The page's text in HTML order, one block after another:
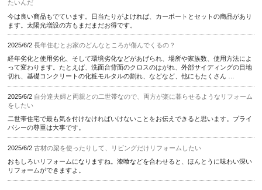
たいんだ
今は良い商品もでています。日当たりがよければ、カーポートとセットの商品があり
ます。太陽光増設の方もまだまだお得です。
2025/6/2 長年住むとお家のどんなところが傷んでくるの？
経年劣化と使用劣化、そして環境劣化などがあげられ、場所や家族数、使用方法によ
って変わります。たとえば、洗面台背面のクロスのはがれ、外部サイディングの目地
切れ、基礎コンクリートの化粧モルタルの割れ、などなど、他にもたくさん …
2025/6/2 自分達夫婦と両親との二世帯なので、両方が楽に暮らせるようなリフォーム
をしたい
二世帯住宅で最も気を付けなければいけないことをお伝えできると思います。プライ
バシーの尊重は大事です。
2025/6/2 古材の梁を使ったりして、リビングだけリフォームしたい
おもしろいリフォームになりますね。漆喰などを合わせると、ほんとうに味わい深い
リフォームができますよ。